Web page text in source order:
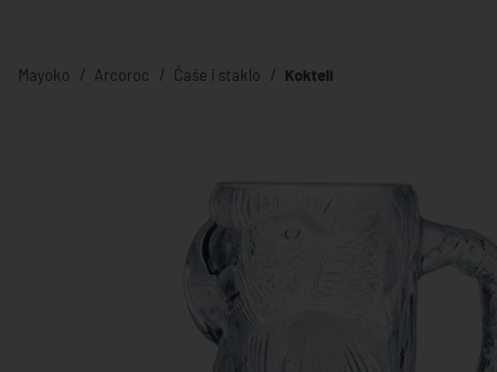
Mayoko Arcoroc Čaše i staklo Kokteli